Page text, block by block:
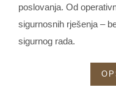
poslovanja. Od
sigurnosnih rješenja –
sigurnog rada.